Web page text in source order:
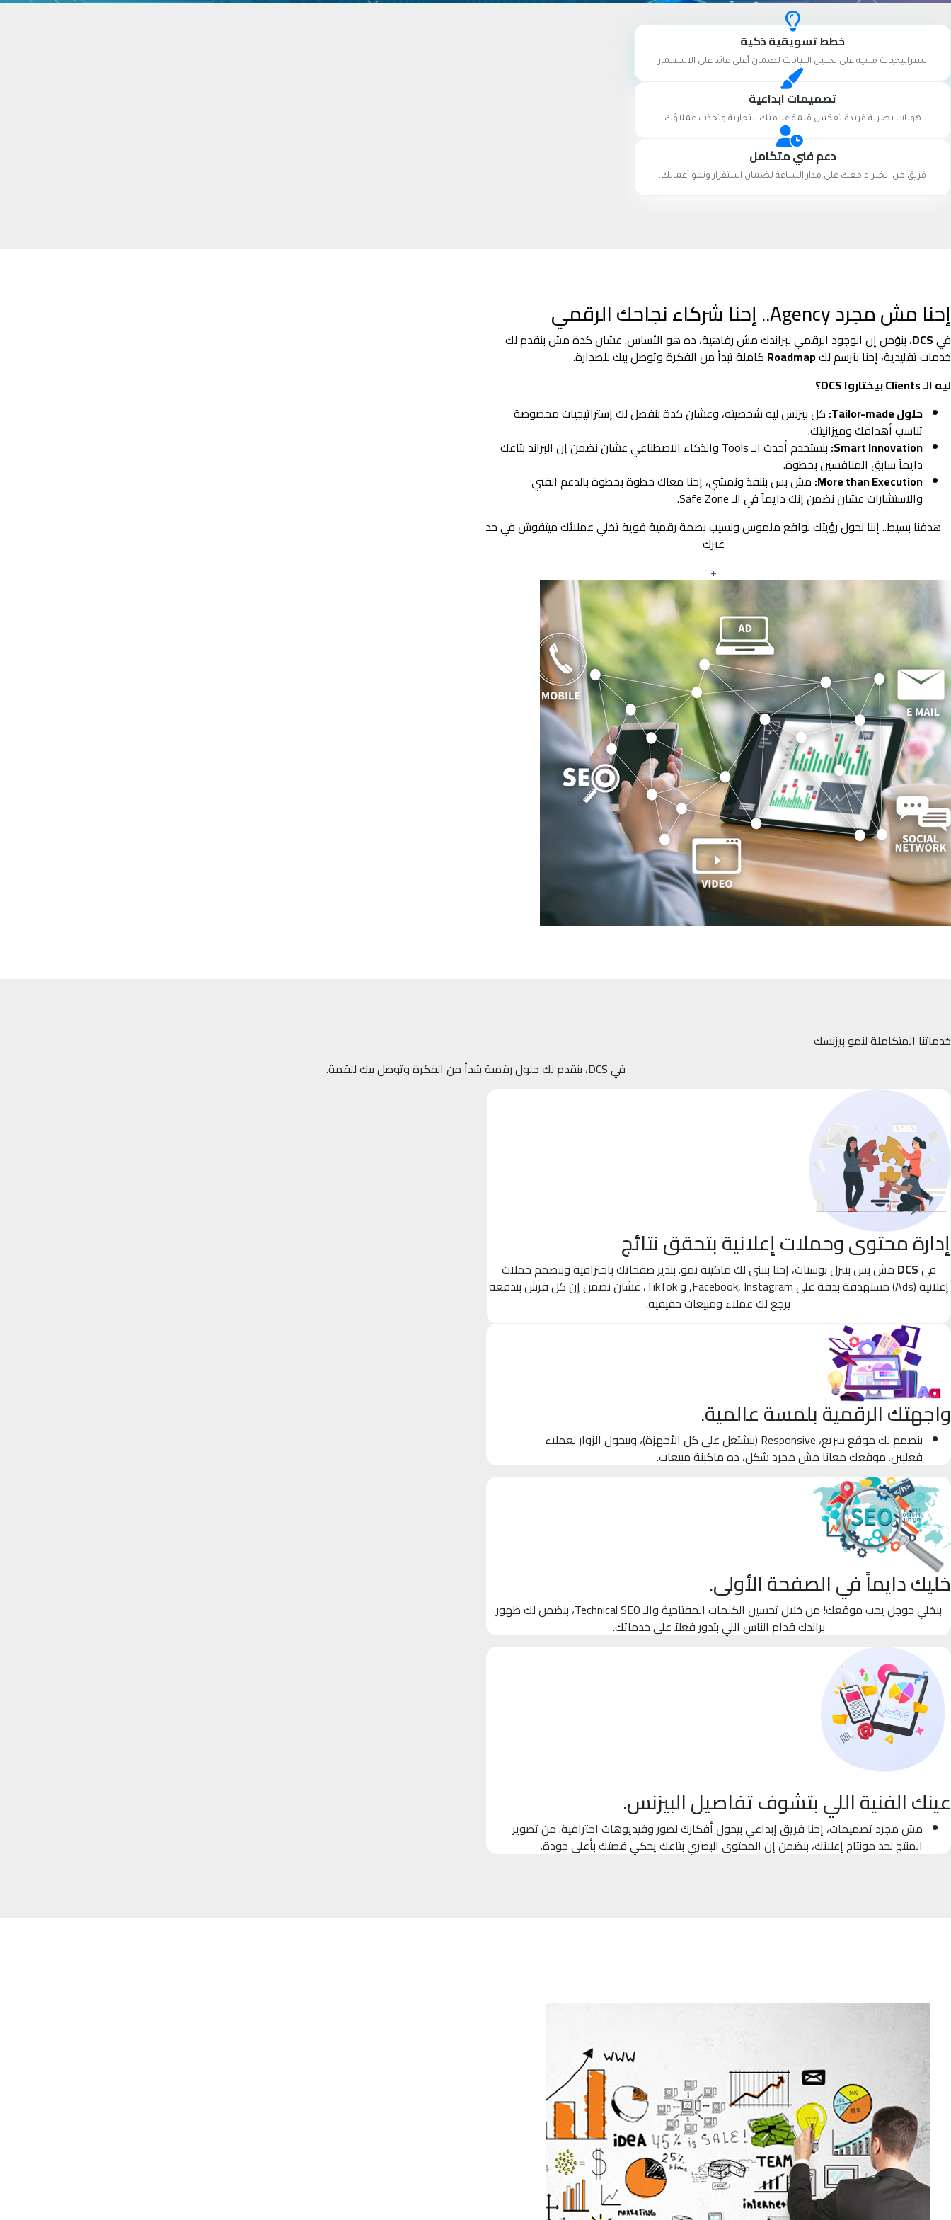
خطط تسويقية ذكية
استراتيجيات مبنية على تحليل البيانات لضمان أعلى عائد على الاستثمار.
تصميمات ابداعية
هويات بصرية فريدة تعكس قيمة علامتك التجارية وتجذب عملاؤك
دعم فني متكامل
فريق من الخبراء معك على مدار الساعة لضمان استقرار ونمو أعمالك.
إحنا مش مجرد Agency.. إحنا شركاء نجاحك الرقمي
فيDCS، بنؤمن إن الوجود الرقمي لبراندك مش رفاهية، ده هو الأساس. عشان كدة مش بنقدم لك
خدمات تقليدية، إحنا بنرسم لكRoadmap كاملة تبدأ من الفكرة وتوصل بيك للصدارة.
ليه الـ Clients بيختاروا DCS؟
حلول Tailor-made:
كل بيزنس ليه شخصيته، وعشان كدة بنفصل لك إستراتيجيات مخصوصة
تناسب أهدافك وميزانيتك.
Smart Innovation:
بنستخدم أحدث الـ Tools والذكاء الاصطناعي عشان نضمن إن البراند بتاعك
دايماً سابق المنافسين بخطوة.
More than Execution: مش بس بننفذ ونمشي، إحنا معاك خطوة بخطوة بالدعم الفني
والاستشارات عشان نضمن إنك دايماً في الـ Safe Zone.
هدفنا بسيط.. إننا نحول رؤيتك لواقع ملموس ونسيب بصمة رقمية قوية تخلي عملائك ميثقوش في حد
غيرك
+
خدماتنا المتكاملة لنمو بيزنسك
في DCS، بنقدم لك حلول رقمية بتبدأ من الفكرة وتوصل بيك للقمة.
إدارة محتوى وحملات إعلانية بتحقق نتائج
فيDCS مش بس بننزل بوستات، إحنا بنبني لك ماكينة نمو. بندير صفحاتك باحترافية وبنصمم حملات
إعلانية (Ads) مستهدفة بدقة على Facebook, Instagram, و TikTok، عشان نضمن إن كل قرش بتدفعه
يرجع لك عملاء ومبيعات حقيقية.
واجهتك الرقمية بلمسة عالمية.
بنصمم لك موقع سريع، Responsive (بيشتغل على كل الأجهزة)، وبيحول الزوار لعملاء
فعليين. موقعك معانا مش مجرد شكل، ده ماكينة مبيعات.
خليك دايماً في الصفحة الأولى.
بنخلي جوجل يحب موقعك! من خلال تحسين الكلمات المفتاحية والـ Technical SEO، بنضمن لك ظهور
براندك قدام الناس اللي بتدور فعلاً على خدماتك.
عينك الفنية اللي بتشوف تفاصيل البيزنس.
مش مجرد تصميمات، إحنا فريق إبداعي بيحول أفكارك لصور وفيديوهات احترافية. من تصوير
المنتج لحد مونتاج إعلانك، بنضمن إن المحتوى البصري بتاعك يحكي قصتك بأعلى جودة.